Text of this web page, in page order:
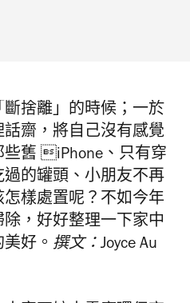
捨離」的時候；一於
齋，將自己沒有感覺
些舊 iPhone、只有穿
的罐頭、小朋友不再
樣處置呢？不如今年
，好好整理一下家中
好。 撰文：Joyce Au